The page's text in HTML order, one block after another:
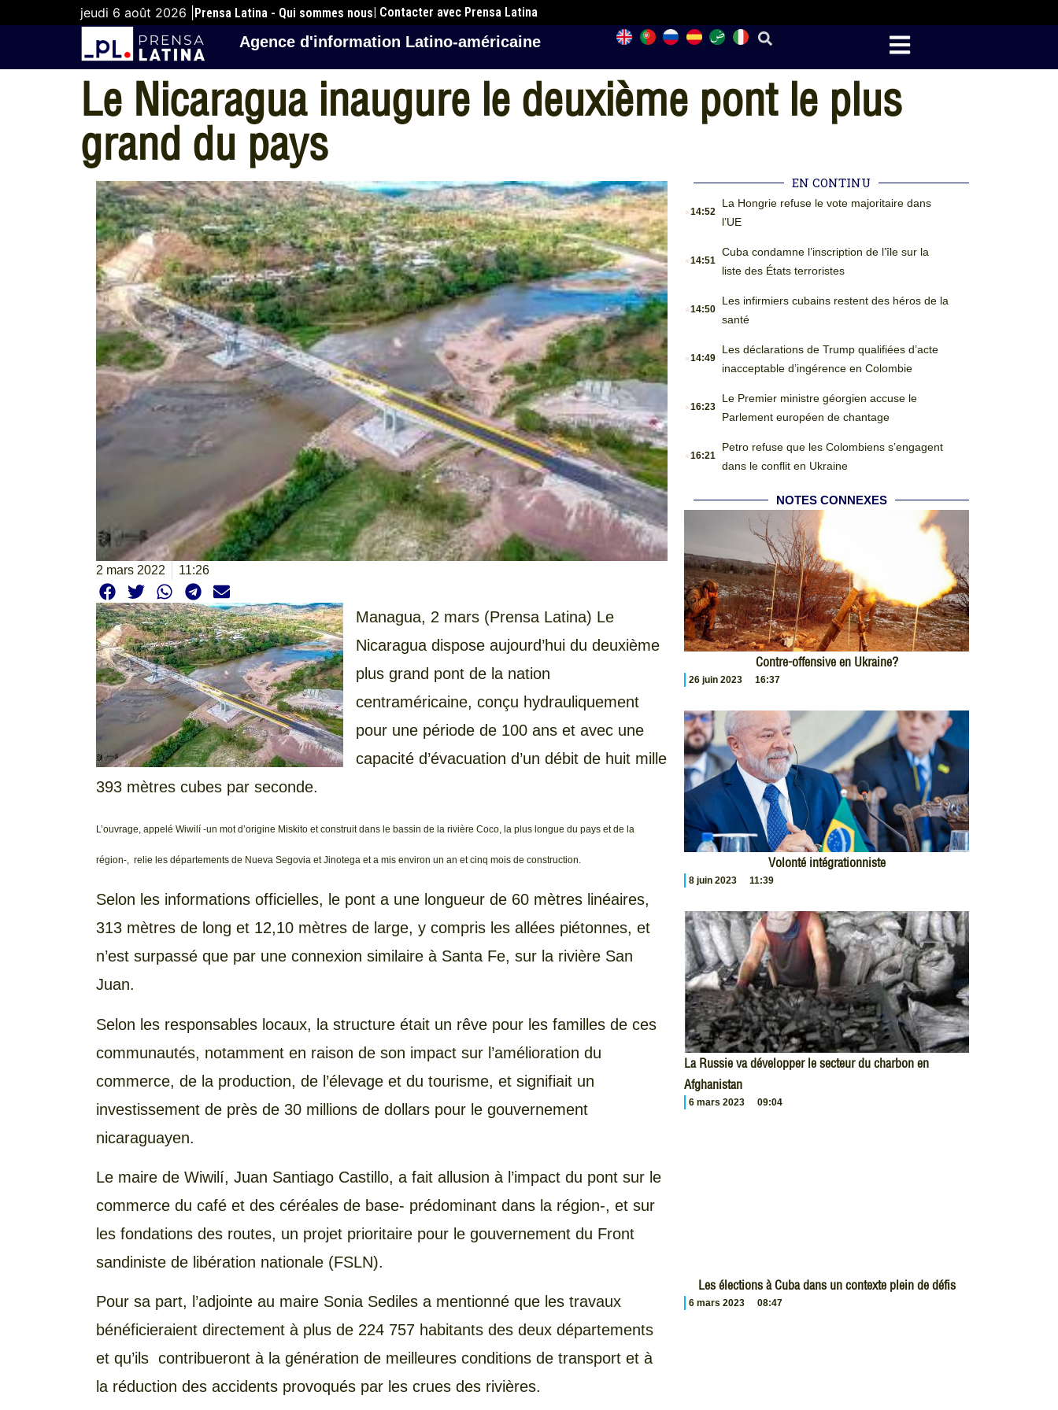
jeudi 6 août 2026 | Prensa Latina - Qui sommes nous| Contacter avec Prensa Latina
Agence d'information Latino-américaine
Le Nicaragua inaugure le deuxième pont le plus
grand du pays
2 mars 2022 11:26
Managua, 2 mars (Prensa Latina) Le
Nicaragua dispose aujourd’hui du deuxième
plus grand pont de la nation
centraméricaine, conçu hydrauliquement
pour une période de 100 ans et avec une
capacité d’évacuation d’un débit de huit mille
393 mètres cubes par seconde.
L’ouvrage, appelé Wiwilí -un mot d’origine Miskito et construit dans le bassin de la rivière Coco, la plus longue du pays et de la
région-, relie les départements de Nueva Segovia et Jinotega et a mis environ un an et cinq mois de construction.
Selon les informations officielles, le pont a une longueur de 60 mètres linéaires,
313 mètres de long et 12,10 mètres de large, y compris les allées piétonnes, et
n’est surpassé que par une connexion similaire à Santa Fe, sur la rivière San
Juan.
Selon les responsables locaux, la structure était un rêve pour les familles de ces
communautés, notamment en raison de son impact sur l’amélioration du
commerce, de la production, de l’élevage et du tourisme, et signifiait un
investissement de près de 30 millions de dollars pour le gouvernement
nicaraguayen.
Le maire de Wiwilí, Juan Santiago Castillo, a fait allusion à l’impact du pont sur le
commerce du café et des céréales de base- prédominant dans la région-, et sur
les fondations des routes, un projet prioritaire pour le gouvernement du Front
sandiniste de libération nationale (FSLN).
Pour sa part, l’adjointe au maire Sonia Sediles a mentionné que les travaux
bénéficieraient directement à plus de 224 757 habitants des deux départements
et qu’ils contribueront à la génération de meilleures conditions de transport et à
la réduction des accidents provoqués par les crues des rivières.
EN CONTINU
.14:52
La Hongrie refuse le vote majoritaire dans
l’UE
.14:51
Cuba condamne l’inscription de l’île sur la
liste des États terroristes
.14:50
Les infirmiers cubains restent des héros de la
santé
.14:49
Les déclarations de Trump qualifiées d’acte
inacceptable d’ingérence en Colombie
.16:23
Le Premier ministre géorgien accuse le
Parlement européen de chantage
.16:21
Petro refuse que les Colombiens s’engagent
dans le conflit en Ukraine
NOTES CONNEXES
Contre-offensive en Ukraine?
26 juin 2023 16:37
Volonté intégrationniste
8 juin 2023 11:39
La Russie va développer le secteur du charbon en
Afghanistan
6 mars 2023 09:04
Les élections à Cuba dans un contexte plein de défis
6 mars 2023 08:47